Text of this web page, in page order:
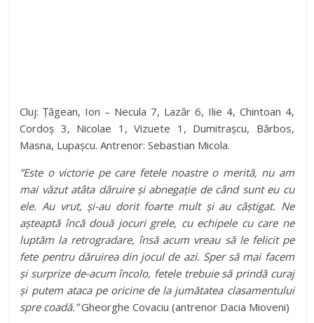
Cluj: Țăgean, Ion – Necula 7, Lazăr 6, Ilie 4, Chintoan 4,
Cordoș 3, Nicolae 1, Vizuete 1, Dumitrașcu, Bărbos,
Masna, Lupașcu. Antrenor: Sebastian Micola.
”Este o victorie pe care fetele noastre o merită, nu am
mai văzut atâta dăruire și abnegație de când sunt eu cu
ele. Au vrut, și-au dorit foarte mult și au câștigat. Ne
așteaptă încă două jocuri grele, cu echipele cu care ne
luptăm la retrogradare, însă acum vreau să le felicit pe
fete pentru dăruirea din jocul de azi. Sper să mai facem
și surprize de-acum încolo, fetele trebuie să prindă curaj
și putem ataca pe oricine de la jumătatea clasamentului
spre coadă.”Gheorghe Covaciu (antrenor Dacia Mioveni)